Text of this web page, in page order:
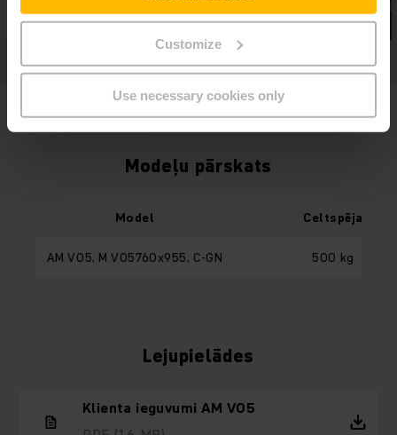
Customize
Use necessary cookies only
Modeļu pārskats
Model Celtspēja
AM V05, M V05760x955, C-GN 500 kg
Lejupielādes
Klienta ieguvumi AM V05